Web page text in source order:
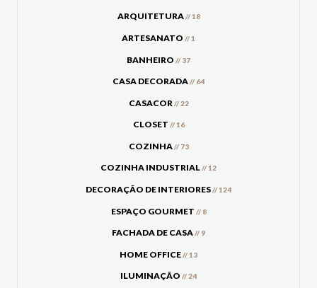
ARQUITETURA// 18
ARTESANATO // 1
BANHEIRO // 37
CASA DECORADA// 64
CASACOR // 22
CLOSET // 16
COZINHA// 73
COZINHA INDUSTRIAL// 12
DECORAÇÃO DE INTERIORES// 124
ESPAÇO GOURMET // 8
FACHADA DE CASA// 9
HOME OFFICE// 13
ILUMINAÇÃO // 24